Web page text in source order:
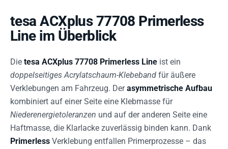
tesa ACXplus 77708 Primerless
Line im Überblick
Die tesa ACXplus 77708 Primerless Line ist ein
doppelseitiges Acrylatschaum-Klebeband für äußere
Verklebungen am Fahrzeug. Derasymmetrische Aufbau
kombiniert auf einer Seite eine Klebmasse für
Niederenergietoleranzen und auf der anderen Seite eine
Haftmasse, die Klarlacke zuverlässig binden kann. Dank
Primerless Verklebung entfallen Primerprozesse – das